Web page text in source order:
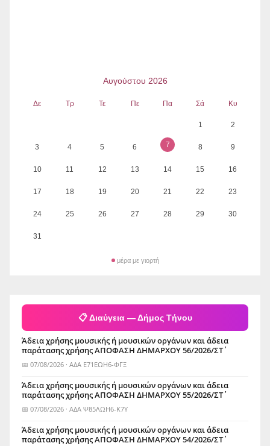
Αυγούστου 2026
Δε Τρ Τε Πε Πα Σά Κυ
1 2
3 4 5 6 7 8 9
10 11 12 13 14 15 16
17 18 19 20 21 22 23
24 25 26 27 28 29 30
31
μέρα με γιορτή
📋 Διαύγεια — Δήμος Τήνου
Άδεια χρήσης μουσικής ή μουσικών οργάνων και άδεια
παράτασης χρήσης ΑΠΟΦΑΣΗ ΔΗΜΑΡΧΟΥ 56/2026/ΣΤ΄
📅 07/08/2026 · ΑΔΑ Ε71ΕΩΗ6-ΦΓΞ
Άδεια χρήσης μουσικής ή μουσικών οργάνων και άδεια
παράτασης χρήσης ΑΠΟΦΑΣΗ ΔΗΜΑΡΧΟΥ 55/2026/ΣΤ΄
📅 07/08/2026 · ΑΔΑ Ψ85ΛΩΗ6-Κ7Υ
Άδεια χρήσης μουσικής ή μουσικών οργάνων και άδεια
παράτασης χρήσης ΑΠΟΦΑΣΗ ΔΗΜΑΡΧΟΥ 54/2026/ΣΤ΄